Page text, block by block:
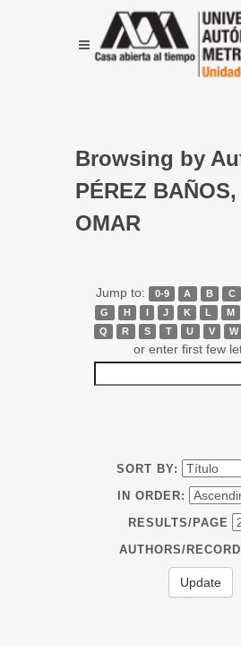
Browsing by
PÉREZ
OMAR
Jump to: 0-9 A B C
G
H I J K L M
Q
R S T U V W
or enter first few
SORT BY:
IN ORDER:
RESULTS/PAGE
AUTHORS/